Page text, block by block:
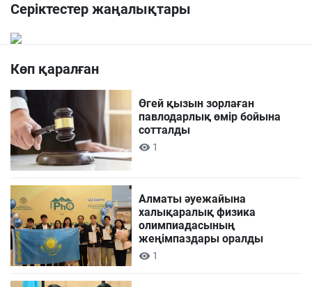
Серіктестер жаңалықтары
Көп қаралған
Өгей қызын зорлаған
павлодарлық өмір бойына
сотталды
1
Алматы әуежайына
халықаралық физика
олимпиадасының
жеңімпаздары оралды
1